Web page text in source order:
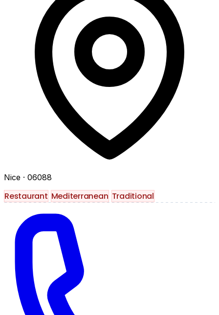
Nice · 06088
Restaurant Mediterranean Traditional